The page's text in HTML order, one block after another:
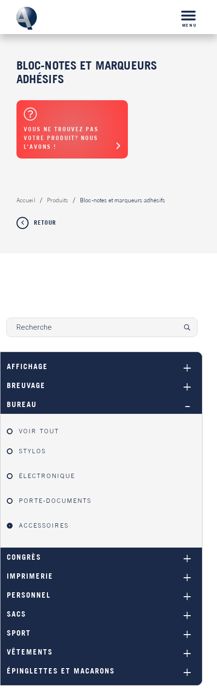
MENU
BLOC-NOTES ET MARQUEURS
ADHÉSIFS
VOUS NE TROUVEZ PAS
VOTRE PRODUIT? NOUS
L'AVONS !
Accueil Produits Bloc-notes et marqueurs adhésifs
RETOUR
AFFICHAGE
BREUVAGE
BUREAU
VOIR TOUT
STYLOS
ÉLECTRONIQUE
PORTE-DOCUMENTS
ACCESSOIRES
CONGRÈS
IMPRIMERIE
PERSONNEL
SACS
SPORT
VÊTEMENTS
ÉPINGLETTES ET MACARONS